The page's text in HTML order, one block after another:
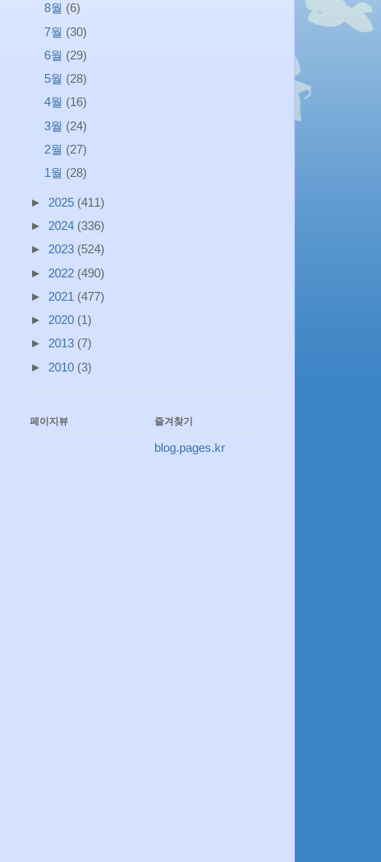
8월 (6)
7월 (30)
6월 (29)
5월 (28)
4월 (16)
3월 (24)
2월 (27)
1월 (28)
► 2025 (411)
► 2024 (336)
► 2023 (524)
► 2022 (490)
► 2021 (477)
► 2020 (1)
► 2013 (7)
► 2010 (3)
페이지뷰 즐겨찾기
blog.pages.kr